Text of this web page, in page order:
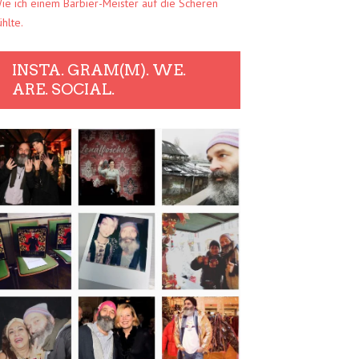
ich einem Barbier-Meister auf die Scheren
INSTA. GRAM(M). WE.
ARE. SOCIAL.